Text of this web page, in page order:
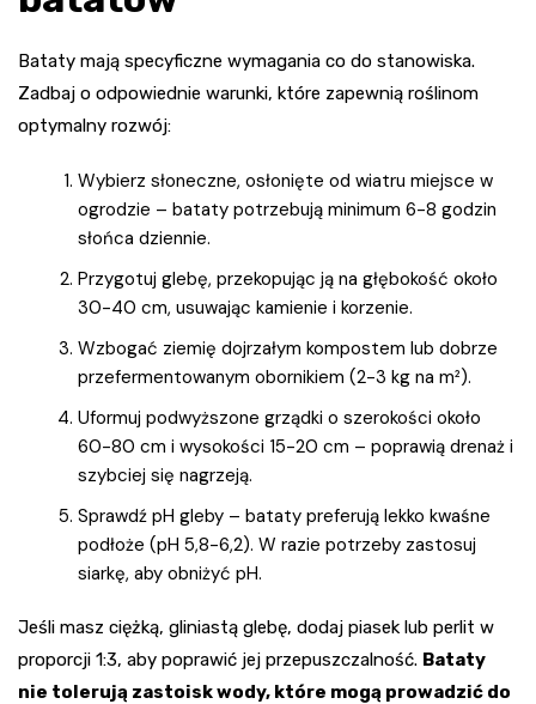
Bataty mają specyficzne wymagania co do stanowiska.
Zadbaj o odpowiednie warunki, które zapewnią roślinom
optymalny rozwój:
Wybierz słoneczne, osłonięte od wiatru miejsce w
ogrodzie – bataty potrzebują minimum 6-8 godzin
słońca dziennie.
Przygotuj glebę, przekopując ją na głębokość około
30-40 cm, usuwając kamienie i korzenie.
Wzbogać ziemię dojrzałym kompostem lub dobrze
przefermentowanym obornikiem (2-3 kg na m²).
Uformuj podwyższone grządki o szerokości około
60-80 cm i wysokości 15-20 cm – poprawią drenaż i
szybciej się nagrzeją.
Sprawdź pH gleby – bataty preferują lekko kwaśne
podłoże (pH 5,8-6,2). W razie potrzeby zastosuj
siarkę, aby obniżyć pH.
Jeśli masz ciężką, gliniastą glebę, dodaj piasek lub perlit w
proporcji 1:3, aby poprawić jej przepuszczalność. Bataty
nie tolerują zastoisk wody, które mogą prowadzić do